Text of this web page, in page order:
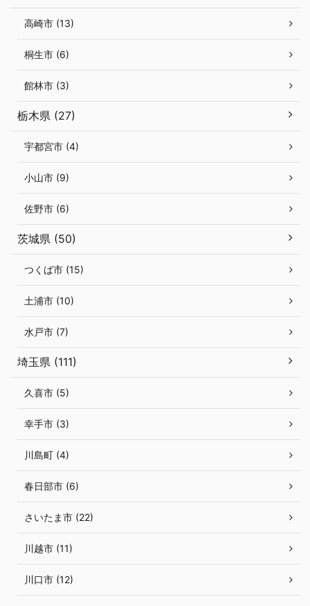
高崎市 (13)
桐生市 (6)
館林市 (3)
栃木県 (27)
宇都宮市 (4)
小山市 (9)
佐野市 (6)
茨城県 (50)
つくば市 (15)
土浦市 (10)
水戸市 (7)
埼玉県 (111)
久喜市 (5)
幸手市 (3)
川島町 (4)
春日部市 (6)
さいたま市 (22)
川越市 (11)
川口市 (12)